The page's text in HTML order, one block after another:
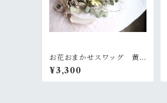
お花おまかせスワッグ 黄
色×グリーン系
¥3,300